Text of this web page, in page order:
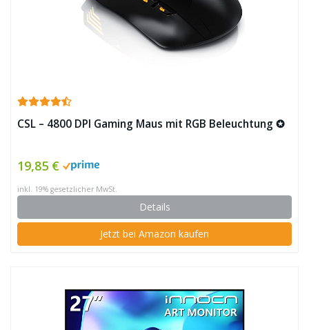
CSL – 4800 DPI Gaming Maus mit RGB Beleuchtung ✪
19,85 €
inkl. 19% gesetzlicher MwSt.
Details
Jetzt bei Amazon kaufen